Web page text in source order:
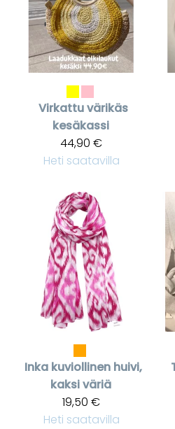
Virkattu värikäs
kesäkassi
44,90 €
Heti saatavilla
Inka kuviollinen huivi,
kaksi väriä
19,50 €
Heti saatavilla